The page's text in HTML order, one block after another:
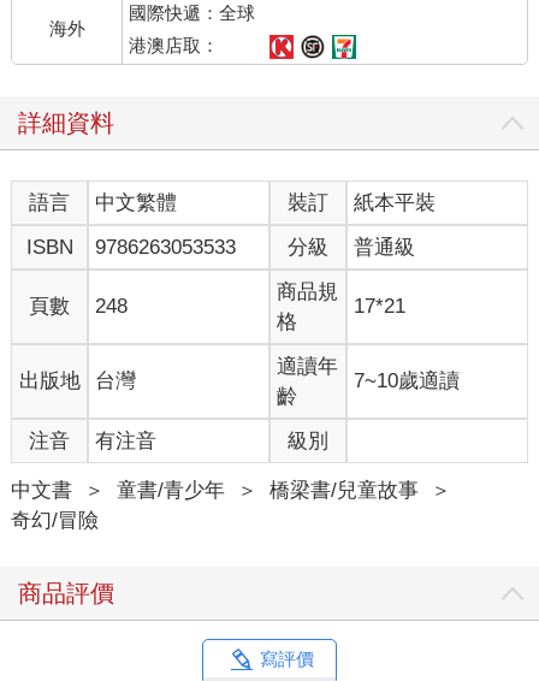
海外
國際快遞：全球
港澳店取：
詳細資料
語言 中文繁體 裝訂
紙本平裝
ISBN
9786263053533 分級 普通級
頁數 248
商品規
格
17*21
出版地 台灣
適讀年
齡
7~10歲適讀
注音 有注音 級別
中文書 ＞ 童書/青少年 ＞ 橋梁書/兒童故事
＞
奇幻/冒險
商品評價
寫評價